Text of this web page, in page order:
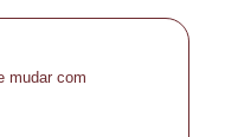
mudar com